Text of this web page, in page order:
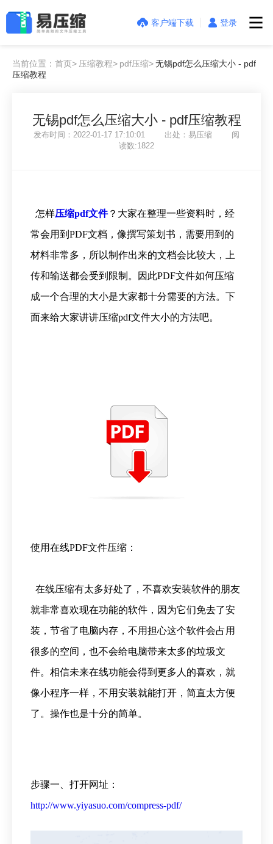
客户端下载 登录
当前位置：首页> 压缩教程> pdf压缩>无锡pdf怎么压缩大小 - pdf
压缩教程
无锡pdf怎么压缩大小 - pdf压缩教程
发布时间：2022-01-17 17:10:01 出处：易压缩 阅
读数:1822
怎样压缩pdf文件？大家在整理一些资料时，经
常会用到PDF文档，像撰写策划书，需要用到的
材料非常多，所以制作出来的文档会比较大，上
传和输送都会受到限制。因此PDF文件如何压缩
成一个合理的大小是大家都十分需要的方法。下
面来给大家讲讲压缩pdf文件大小的方法吧。
使用在线PDF文件压缩：
在线压缩有太多好处了，不喜欢安装软件的朋友
就非常喜欢现在功能的软件，因为它们免去了安
装，节省了电脑内存，不用担心这个软件会占用
很多的空间，也不会给电脑带来太多的垃圾文
件。相信未来在线功能会得到更多人的喜欢，就
像小程序一样，不用安装就能打开，简直太方便
了。操作也是十分的简单。
步骤一、打开网址：
http://www.yiyasuo.com/compress-pdf/